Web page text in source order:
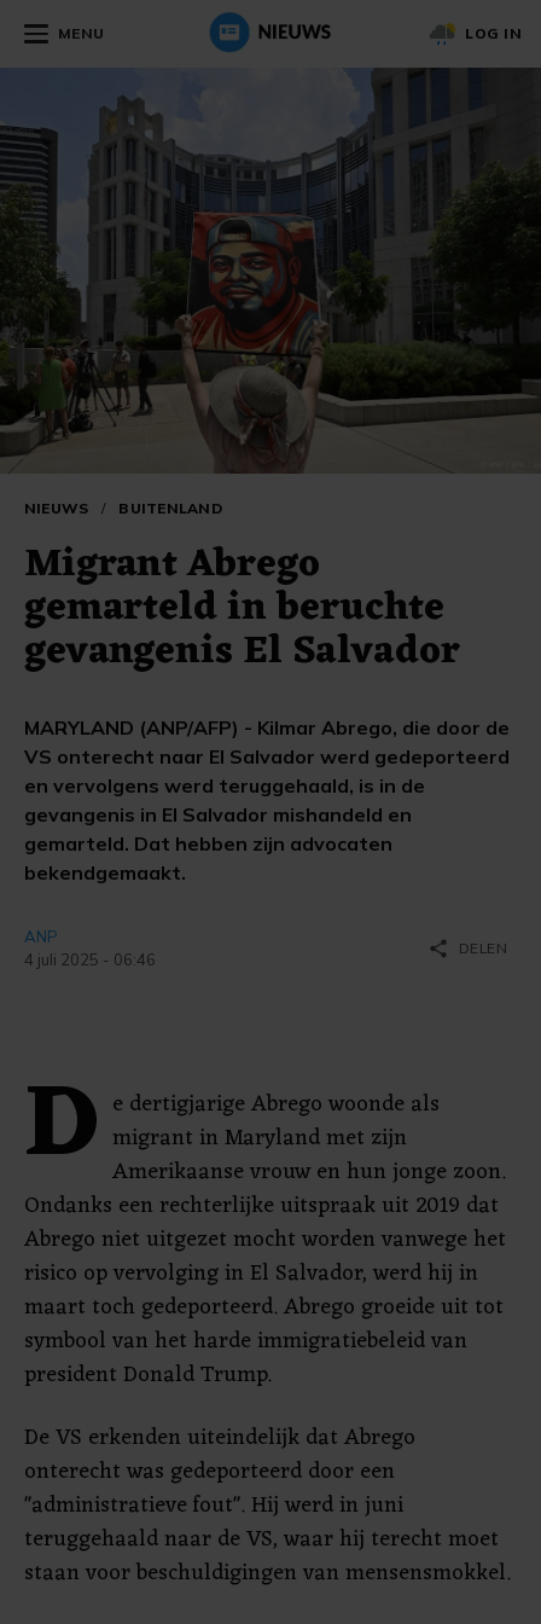
MENU LOG IN
NIEUWS / BUITENLAND
Migrant Abrego
gemarteld in beruchte
gevangenis El Salvador
MARYLAND (ANP/AFP) - Kilmar Abrego, die door de
VS onterecht naar El Salvador werd gedeporteerd
en vervolgens werd teruggehaald, is in de
gevangenis in El Salvador mishandeld en
gemarteld. Dat hebben zijn advocaten
bekendgemaakt.
ANP
4 juli 2025 - 06:46
share DELEN
D e dertigjarige Abrego woonde als
migrant in Maryland met zijn
Amerikaanse vrouw en hun jonge zoon.
Ondanks een rechterlijke uitspraak uit 2019 dat
Abrego niet uitgezet mocht worden vanwege het
risico op vervolging in El Salvador, werd hij in
maart toch gedeporteerd. Abrego groeide uit tot
symbool van het harde immigratiebeleid van
president Donald Trump.
De VS erkenden uiteindelijk dat Abrego
onterecht was gedeporteerd door een
"administratieve fout". Hij werd in juni
teruggehaald naar de VS, waar hij terecht moet
staan voor beschuldigingen van mensensmokkel.